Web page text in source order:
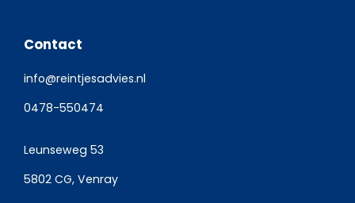
Contact
info@reintjesadvies.nl
0478-550474
Leunseweg 53
5802 CG, Venray